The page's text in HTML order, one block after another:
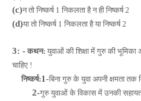
(c)न तो निष्कर्ष 1 निकलता है न ही निष्कर्ष 2
(d)या तो निष्कर्ष 1 निकलता है या निष्कर्ष 2
3: - कथन: युवाओं की शिक्षा में गुरु की
चाहिए !
निष्कर्ष:1-बिना गुरु के युवा अपनी क्षमता
2-गुरु युवाओं के विकास में उनकी